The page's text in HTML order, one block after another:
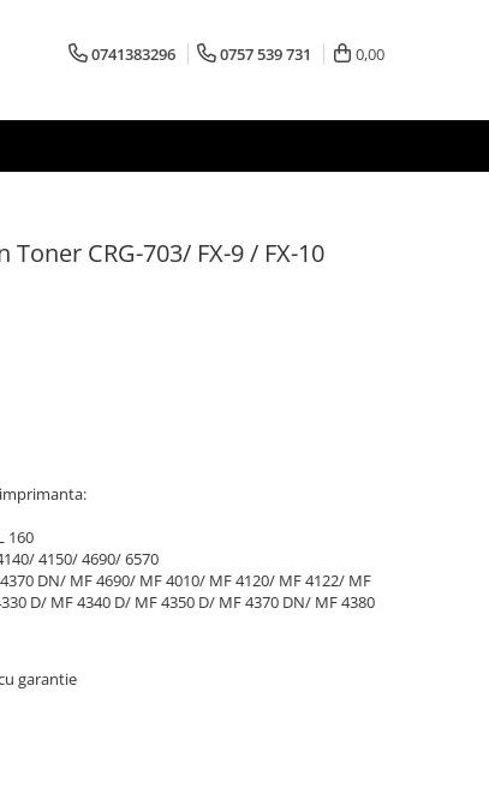
0741383296 0757 539 731 0,00
Toner CRG-703/ FX-9 / FX-10
160
4150/ 4690/ 6570
DN/ MF 4690/ MF 4010/ MF 4120/ MF 4122/ MF
D/ MF 4340 D/ MF 4350 D/ MF 4370 DN/ MF 4380
garantie